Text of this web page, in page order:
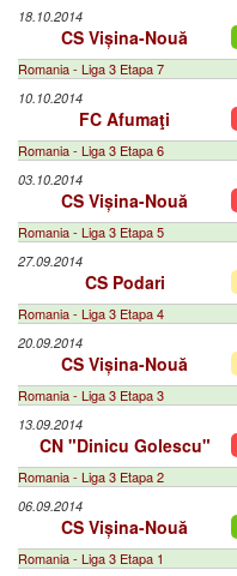
18.10.2014
CS Vișina-Nouă
Romania - Liga 3 Etapa 7
10.10.2014
FC Afumaţi
Romania - Liga 3 Etapa 6
03.10.2014
CS Vișina-Nouă
Romania - Liga 3 Etapa 5
27.09.2014
CS Podari
Romania - Liga 3 Etapa 4
20.09.2014
CS Vișina-Nouă
Romania - Liga 3 Etapa 3
13.09.2014
CN "Dinicu Golescu"
Romania - Liga 3 Etapa 2
06.09.2014
CS Vișina-Nouă
Romania - Liga 3 Etapa 1